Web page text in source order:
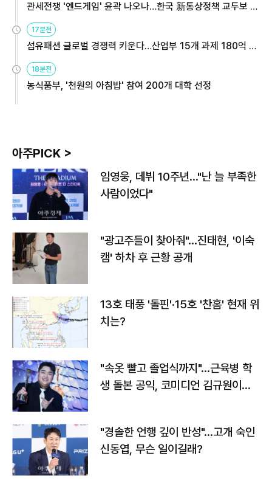
관세전쟁 '엔드게임' 윤곽 나오나…한국 新통상정책 교두보 활
용해야
17분전
섬유패션 글로벌 경쟁력 키운다…산업부 15개 과제 180억 지
원
18분전
농식품부, '천원의 아침밥' 참여 200개 대학 선정
아주PICK >
임영웅, 데뷔 10주년…"난 늘 부족한
사람이었다"
"광고주들이 찾아줘"…진태현, '이숙
캠' 하차 후 근황 공개
13호 태풍 '돌핀'·15호 '찬홈' 현재 위
치는?
"속옷 빨고 졸업식까지"…근육병 학
생 돌본 공익, 코미디언 김규원이었
"경솔한 언행 깊이 반성"…고개 숙인
신동엽, 무슨 일이길래?